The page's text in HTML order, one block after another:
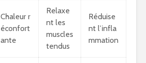
Chaleur r
éconfort
ante
Relaxe
nt les
muscles
tendus
Réduise
nt l’infla
mmation